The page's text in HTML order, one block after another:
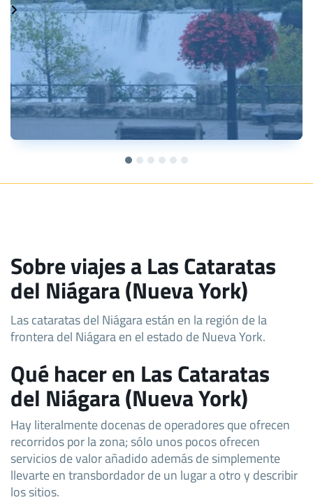
Sobre viajes a Las Cataratas
del Niágara (Nueva York)
Las cataratas del Niágara están en la región de la
frontera del Niágara en el estado de Nueva York.
Qué hacer en Las Cataratas
del Niágara (Nueva York)
Hay literalmente docenas de operadores que ofrecen
recorridos por la zona; sólo unos pocos ofrecen
servicios de valor añadido además de simplemente
llevarte en transbordador de un lugar a otro y describir
los sitios.